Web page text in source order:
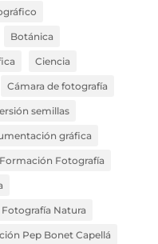
Botánica
Ciencia
Cámara de fotografía
semillas
gráfica
Formación Fotografía
Fotografía Natura
Pep Bonet Capellá